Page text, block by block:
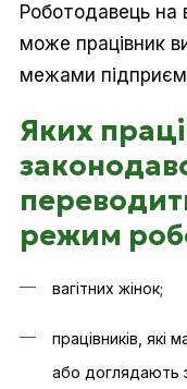
Роботодавець на
може працівник
межами
Яких
режим
вагітних жінок;
працівників, які
або доглядають